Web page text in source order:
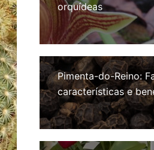
orquídeas
Pimenta-do-Reino:
características e